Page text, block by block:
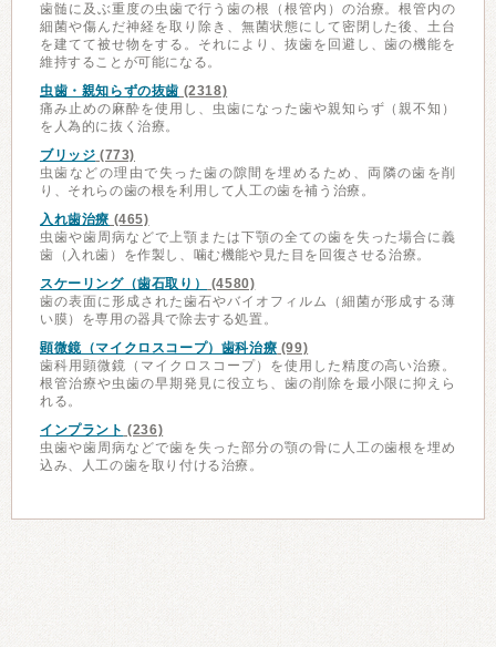
歯髄に及ぶ重度の虫歯で行う歯の根（根管内）の治療。根管内の
細菌や傷んだ神経を取り除き、無菌状態にして密閉した後、土台
を建てて被せ物をする。それにより、抜歯を回避し、歯の機能を
維持することが可能になる。
虫歯・親知らずの抜歯 (2318)
痛み止めの麻酔を使用し、虫歯になった歯や親知らず（親不知）
を人為的に抜く治療。
ブリッジ (773)
虫歯などの理由で失った歯の隙間を埋めるため、両隣の歯を削
り、それらの歯の根を利用して人工の歯を補う治療。
入れ歯治療 (465)
虫歯や歯周病などで上顎または下顎の全ての歯を失った場合に義
歯（入れ歯）を作製し、噛む機能や見た目を回復させる治療。
スケーリング（歯石取り）
(4580)
歯の表面に形成された歯石やバイオフィルム（細菌が形成する薄
い膜）を専用の器具で除去する処置。
顕微鏡（マイクロスコープ）歯科治療 (99)
歯科用顕微鏡（マイクロスコープ）を使用した精度の高い治療。
根管治療や虫歯の早期発見に役立ち、歯の削除を最小限に抑えら
れる。
インプラント (236)
虫歯や歯周病などで歯を失った部分の顎の骨に人工の歯根を埋め
込み、人工の歯を取り付ける治療。